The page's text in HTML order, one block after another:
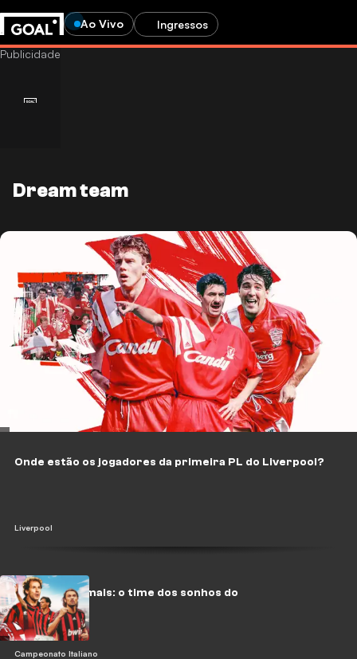
Ao Vivo Ingressos
Dream team
Liverpool
Onde estão os jogadores da primeira PL do Liverpool?
Campeonato Italiano
Kaká, Cafu e mais: o time dos sonhos do
Milan